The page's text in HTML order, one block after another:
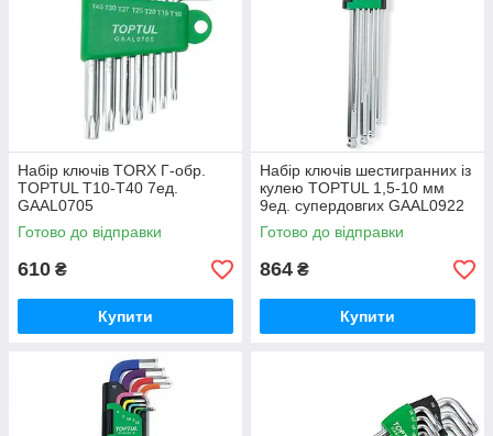
Набір ключів TORX Г-обр.
TOPTUL T10-T40 7ед.
GAAL0705
Готово до відправки
610 ₴
Купити
Набір ключів шестигранних із
кулею TOPTUL 1,5-10 мм
9ед. супердовгих GAAL0922
Готово до відправки
864 ₴
Купити